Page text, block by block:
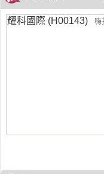
耀科國際 (H00143) 嗨